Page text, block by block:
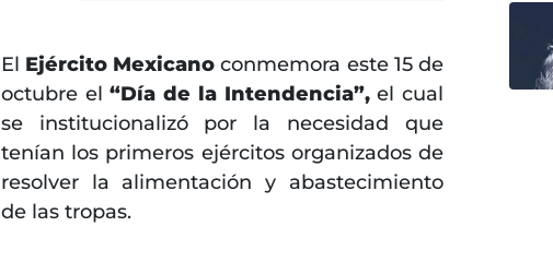
El Ejército Mexicanoconmemora este 15 de
octubre el“Día de la Intendencia”,el cual
se institucionalizó por la necesidad que
tenían los primeros ejércitos organizados de
resolver la alimentación y abastecimiento
de las tropas.